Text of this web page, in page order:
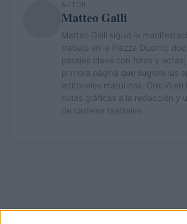
AUTOR
Matteo Galli
Matteo Galli siguió la
trabajo en la Piazza Duomo,
pasajes clave con fotos y
primera página que sugiere las
editoriales matutinas. Creció en
notas gráficas a la redacción y
de carteles teatrales.